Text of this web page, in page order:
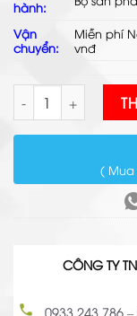
hành:
Vận
chuyển:
Miễn phí
vnđ
Bộ Sofa Cafe Mây
(
CÔNG TY
0933 243 786 –